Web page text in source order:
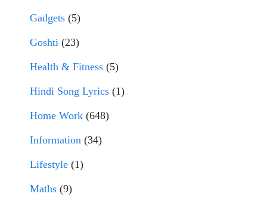
Gadgets (5)
Goshti (23)
Health & Fitness (5)
Hindi Song Lyrics (1)
Home Work (648)
Information (34)
Lifestyle (1)
Maths (9)